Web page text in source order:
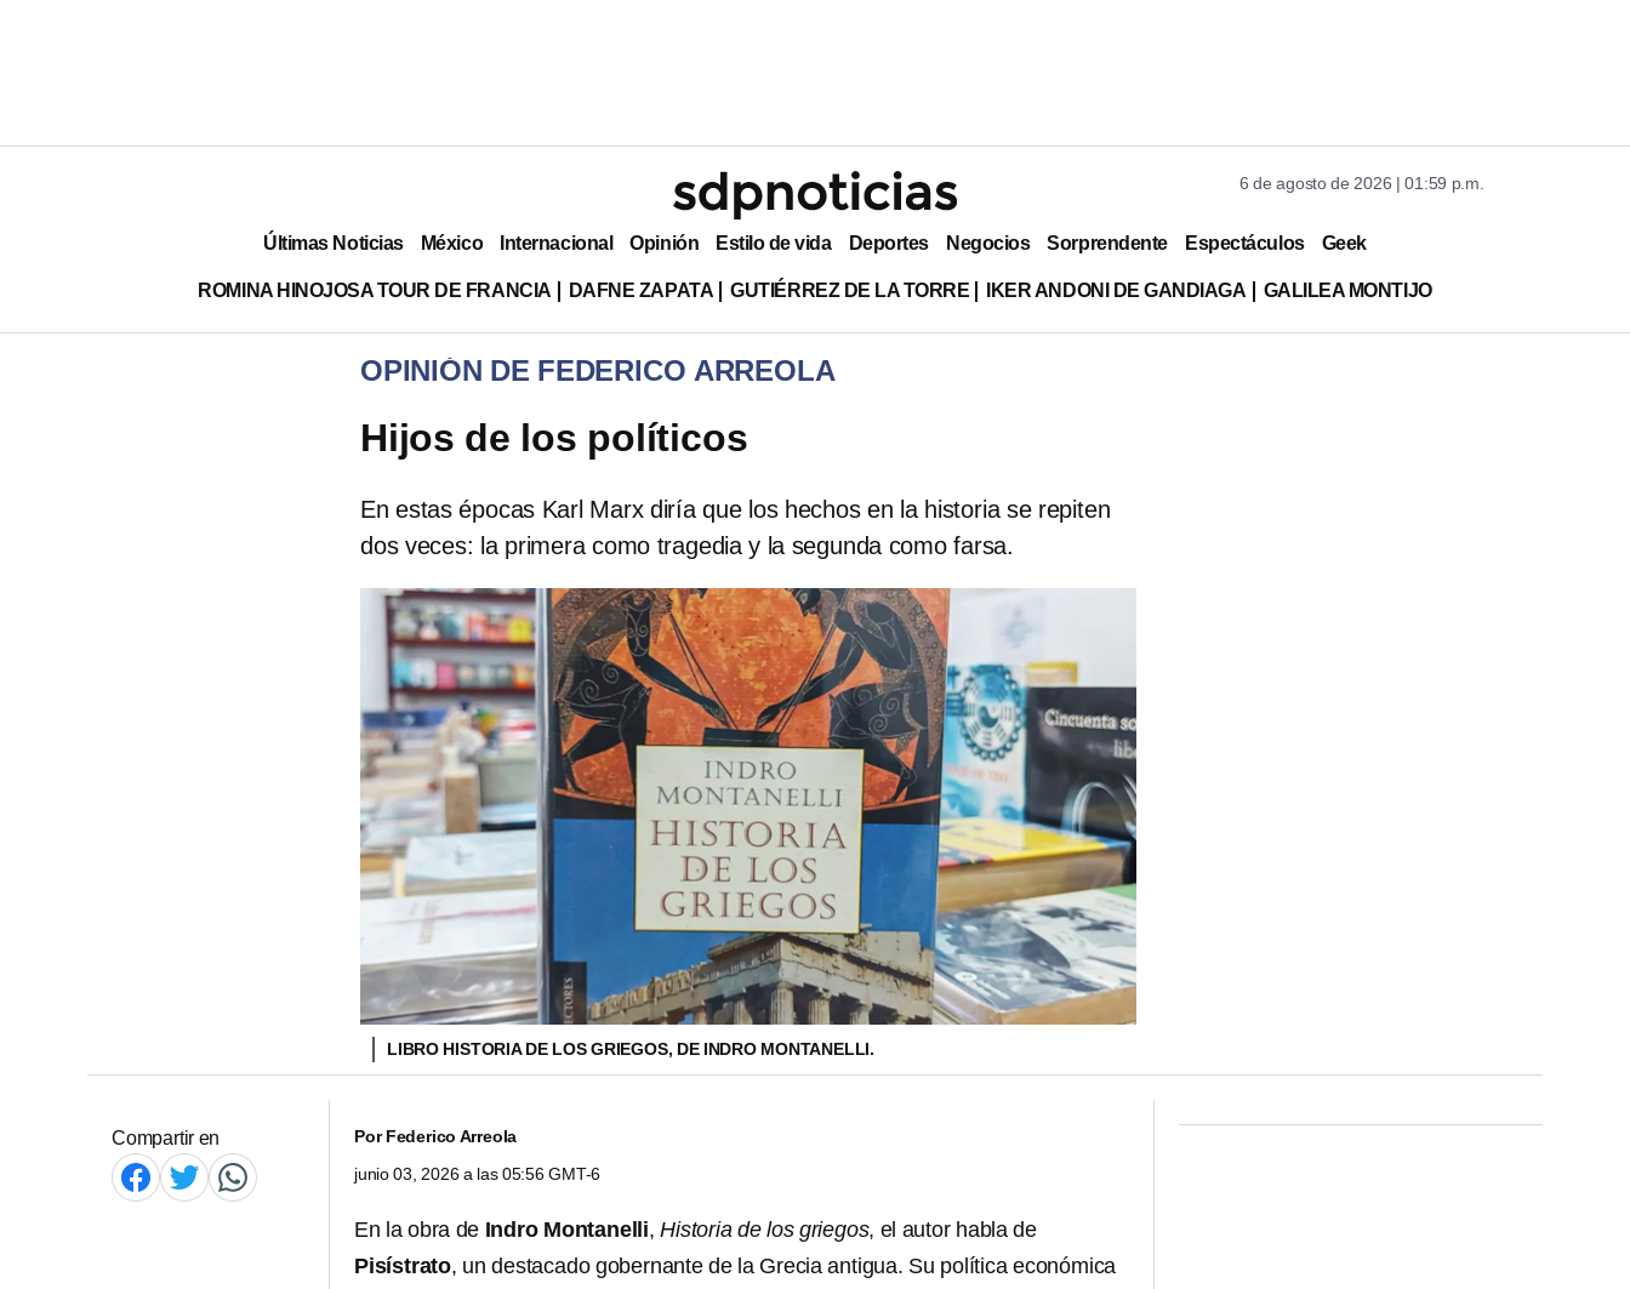
6 de agosto de 2026 | 01:59 p.m.
Últimas Noticias México Internacional Opinión Estilo de vida Deportes Negocios Sorprendente Espectáculos Geek
ROMINA HINOJOSA TOUR DE FRANCIA DAFNE ZAPATA GUTIÉRREZ DE LA TORRE IKER ANDONI DE GANDIAGA GALILEA MONTIJO
OPINIÓN DE FEDERICO ARREOLA
Hijos de los políticos
En estas épocas Karl Marx diría que los hechos en la historia se repiten
dos veces: la primera como tragedia y la segunda como farsa.
LIBRO HISTORIA DE LOS GRIEGOS, DE INDRO MONTANELLI.
Compartir en PorFederico Arreola
junio 03, 2026 a las 05:56 GMT-6
En la obra de Indro Montanelli,Historia de los griegos, el autor habla de
Pisístrato, un destacado gobernante de la Grecia antigua. Su política económica